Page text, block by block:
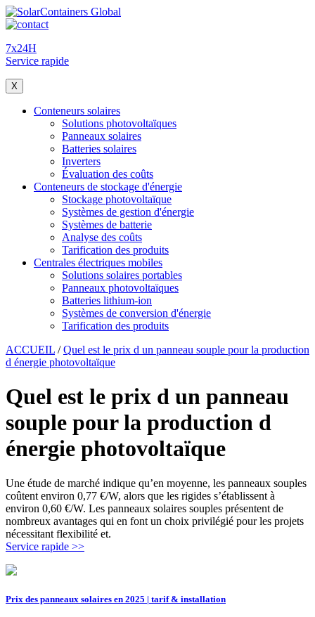
7x24H
Service rapide
X
Conteneurs solaires
Solutions photovoltaïques
Panneaux solaires
Batteries solaires
Inverters
Évaluation des coûts
Conteneurs de stockage d'énergie
Stockage photovoltaïque
Systèmes de gestion d'énergie
Systèmes de batterie
Analyse des coûts
Tarification des produits
Centrales électriques mobiles
Solutions solaires portables
Panneaux photovoltaïques
Batteries lithium-ion
Systèmes de conversion d'énergie
Tarification des produits
ACCUEIL /Quel est le prix d un panneau souple pour la production
d énergie photovoltaïque
Quel est le prix d un panneau
souple pour la production d
énergie photovoltaïque
Une étude de marché indique qu’en moyenne, les panneaux souples
coûtent environ 0,77 €/W, alors que les rigides s’établissent à
environ 0,60 €/W. Les panneaux solaires souples présentent de
nombreux avantages qui en font un choix privilégié pour les projets
nécessitant flexibilité et.
Service rapide >>
Prix des panneaux solaires en 2025 | tarif & installation